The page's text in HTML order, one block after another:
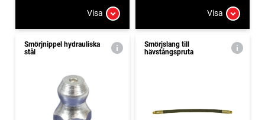
Visa Visa
Smörjnippel hydrauliska
stål
Smörjslang till
hävstångspruta